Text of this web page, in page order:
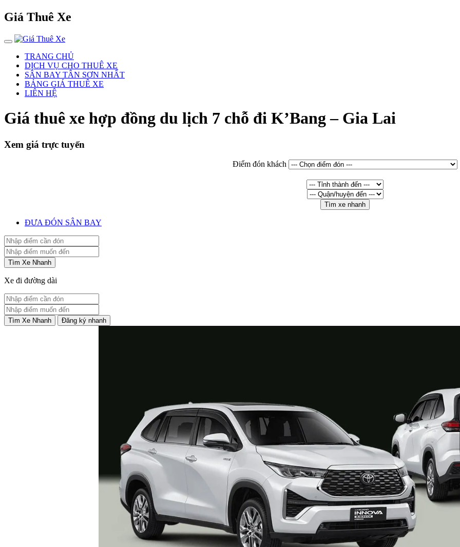
Giá Thuê Xe
TRANG CHỦ
DỊCH VỤ CHO THUÊ XE
SÂN BAY TÂN SƠN NHẤT
BẢNG GIÁ THUÊ XE
LIÊN HỆ
Giá thuê xe hợp đồng du lịch 7 chỗ đi K’Bang – Gia Lai
Xem giá trực tuyến
Điểm đón khách
Tìm xe nhanh
ĐƯA ĐÓN SÂN BAY
Tìm Xe Nhanh
Xe đi đường dài
Tìm Xe Nhanh Đăng ký nhanh